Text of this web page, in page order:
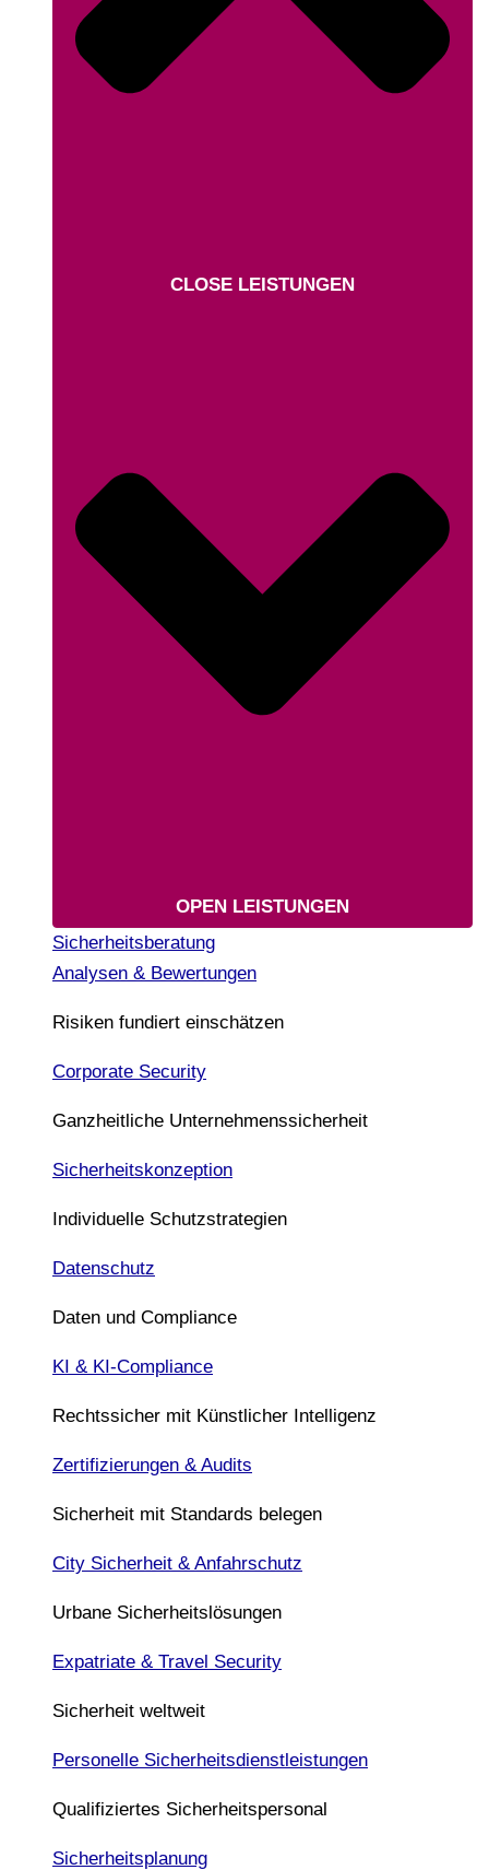
CLOSE LEISTUNGEN
OPEN LEISTUNGEN
Sicherheitsberatung
Analysen & Bewertungen
Risiken fundiert einschätzen
Corporate Security
Ganzheitliche Unternehmenssicherheit
Sicherheitskonzeption
Individuelle Schutzstrategien
Datenschutz
Daten und Compliance
KI & KI-Compliance
Rechtssicher mit Künstlicher Intelligenz
Zertifizierungen & Audits
Sicherheit mit Standards belegen
City Sicherheit & Anfahrschutz
Urbane Sicherheitslösungen
Expatriate & Travel Security
Sicherheit weltweit
Personelle Sicherheitsdienstleistungen
Qualifiziertes Sicherheitspersonal
Sicherheitsplanung